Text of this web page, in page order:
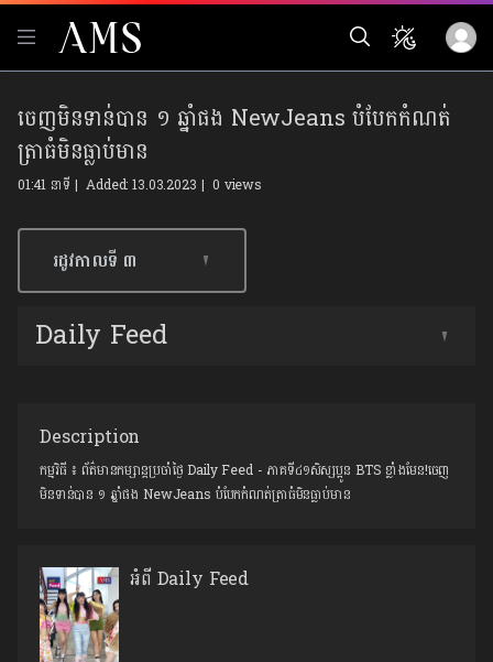
ចេញមិនទាន់បាន ១ ឆ្នាំផង NewJeans បំបែកកំណត់
ត្រាធំមិនធ្លាប់មាន
01:41 នាទី | Added: 13.03.2023 |0 views
Description
កម្មវិធី​ ៖ ព័ត៌មានកម្សាន្ដប្រចាំថ្ងៃ Daily Feed - ភាគទី៤១សិស្សប្អូន BTS ខ្លាំងមែន!ចេញ
មិនទាន់បាន ១ ឆ្នាំផង NewJeans បំបែកកំណត់ត្រាធំមិនធ្លាប់មាន
អំពី Daily Feed
រដូវកាលទី​ ៣
Daily Feed